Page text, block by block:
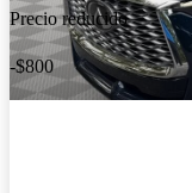
Precio reducido
-$800